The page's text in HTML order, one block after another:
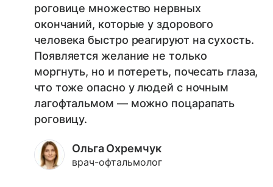
роговице множество нервных
окончаний, которые у здорового
человека быстро реагируют на сухость.
Появляется желание не только
моргнуть, но и потереть, почесать глаза,
что тоже опасно у людей с ночным
лагофтальмом ― можно поцарапать
роговицу.
Ольга Охремчук
врач-офтальмолог